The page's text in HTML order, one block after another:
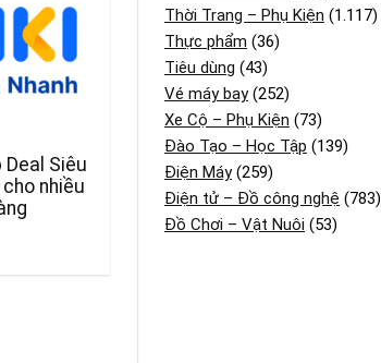
Deal Siêu
cho nhiều
Thời Trang – Phụ Kiện (1.117)
Thực phẩm (36)
Tiêu dùng (43)
Vé máy bay(252)
Xe Cộ – Phụ Kiện (73)
Đào Tạo – Học Tập (139)
Điện Máy(259)
Điện tử – Đồ công nghệ (783)
Đồ Chơi – Vật Nuôi (53)